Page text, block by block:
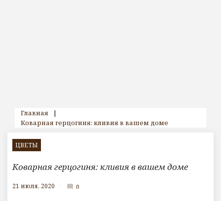
Главная
|
Коварная герцогиня: кливия в вашем доме
ЦВЕТЫ
Коварная герцогиня: кливия в вашем доме
21 июля, 2020 mode_comment 0